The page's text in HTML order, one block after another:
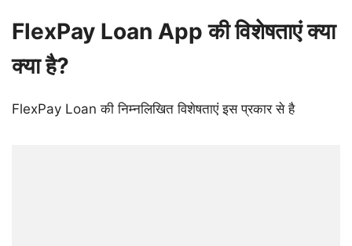
FlexPay Loan App की विशेषताएं क्या
क्या है?
FlexPay Loan की निम्नलिखित विशेषताएं इस प्रकार से है